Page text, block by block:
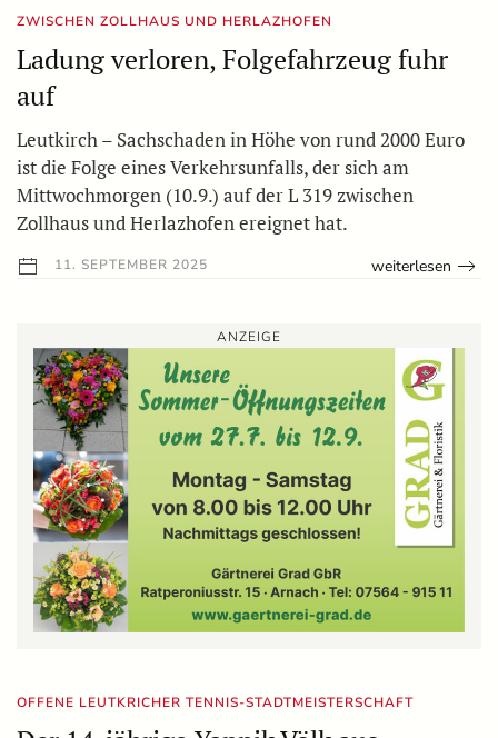
ZWISCHEN ZOLLHAUS UND HERLAZHOFEN
Ladung verloren, Folgefahrzeug fuhr
auf
Leutkirch – Sachschaden in Höhe von rund 2000 Euro
ist die Folge eines Verkehrsunfalls, der sich am
Mittwochmorgen (10.9.) auf der L 319 zwischen
Zollhaus und Herlazhofen ereignet hat.
11. SEPTEMBER 2025 weiterlesen
ANZEIGE
OFFENE LEUTKRICHER TENNIS-STADTMEISTERSCHAFT